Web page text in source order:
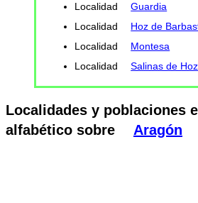
Localidad
Guardia
Localidad
Hoz de
Localidad
Montesa
Localidad
Salinas de Hoz
Localidades y poblaciones
alfabético sobre
Aragón